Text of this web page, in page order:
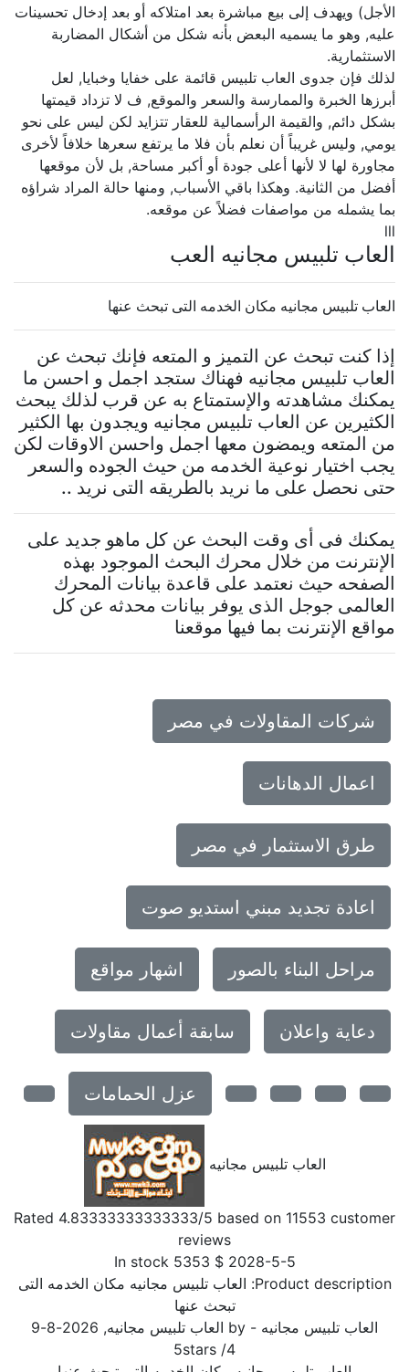
الأجل) ويهدف إلى بيع مباشرة بعد امتلاكه أو بعد إدخال تحسينات
عليه, وهو ما يسميه البعض بأنه شكل من أشكال المضاربة
الاستثمارية.
لذلك فإن جدوى العاب تلبيس قائمة على خفايا وخبايا, لعل
أبرزها الخبرة والممارسة والسعر والموقع, ف لا تزداد قيمتها
بشكل دائم, والقيمة الرأسمالية للعقار تتزايد لكن ليس على نحو
يومي, وليس غريباً أن نعلم بأن فلا ما يرتفع سعرها خلافاً لأخرى
مجاورة لها لا لأنها أعلى جودة أو أكبر مساحة, بل لأن موقعها
أفضل من الثانية. وهكذا باقي الأسباب, ومنها حالة المراد شراؤه
بما يشمله من مواصفات فضلاً عن موقعه.
العاب تلبيس مجانيه العب
العاب تلبيس مجانيه مكان الخدمه التى تبحث عنها
إذا كنت تبحث عن التميز و المتعه فإنك تبحث عن
العاب تلبيس مجانيه فهناك ستجد اجمل و احسن ما
يمكنك مشاهدته والإستمتاع به عن قرب لذلك يبحث
الكثيرين عن العاب تلبيس مجانيه ويجدون بها الكثير
من المتعه ويمضون معها اجمل واحسن الاوقات لكن
يجب اختيار نوعية الخدمه من حيث الجوده والسعر
حتى نحصل على ما نريد بالطريقه التى نريد ..
يمكنك فى أى وقت البحث عن كل ماهو جديد على
الإنترنت من خلال محرك البحث الموجود بهذه
الصفحه حيث نعتمد على قاعدة بيانات المحرك
العالمى جوجل الذى يوفر بيانات محدثه عن كل
مواقع الإنترنت بما فيها موقعنا
شركات المقاولات في مصر
اعمال الدهانات
طرق الاستثمار في مصر
اعادة تجديد مبني استديو صوت
مراحل البناء بالصور اشهار مواقع
دعاية واعلان سابقة أعمال مقاولات
عزل الحمامات
العاب تلبيس مجانيه
Rated4.83333333333333 /5 based on11553customer
reviews
2028-5-5
$
5353
In stock
Product description: العاب تلبيس مجانيه مكان الخدمه التى
تبحث عنها
العاب تلبيس مجانيه- by العاب تلبيس مجانيه,
2026-8-9
/
5stars